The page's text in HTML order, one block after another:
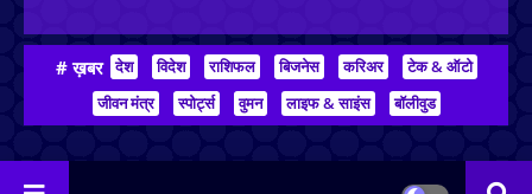
# ख़बर देश विदेश राशिफल बिजनेस करिअर
टेक & ऑटो
जीवन मंत्र
स्पोर्ट्स वुमन लाइफ & साइंस बॉलीवुड